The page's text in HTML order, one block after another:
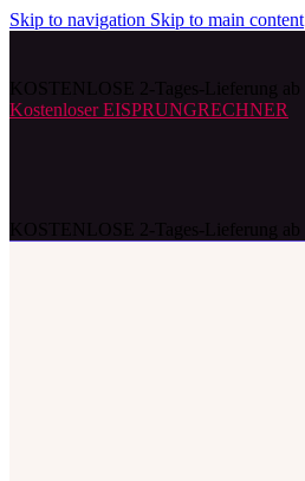
Skip to navigation Skip to main content
Kostenloser EISPRUNGRECHNER